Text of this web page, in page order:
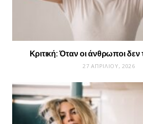
Κριτική: Όταν οι άνθρωποι δεν
27 ΑΠΡΙΛΊΟΥ, 2026